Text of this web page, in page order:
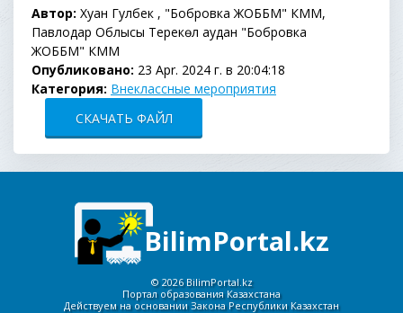
Автор: Хуан Гулбек , "Бобровка ЖОББМ" КММ,
Павлодар Облысы Тереңкөл аудан "Бобровка
ЖОББМ" КММ
Опубликовано: 23 Apr. 2024 г. в 20:04:18
Категория: Внеклассные мероприятия
СКАЧАТЬ ФАЙЛ
BilimPortal.kz
©2026 BilimPortal.kz
Портал образования Казахстана
Действуем на основании Закона Республики Казахстан